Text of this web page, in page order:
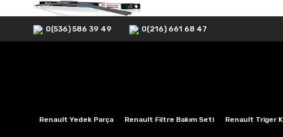
0(536) 586 39 49 0(216) 661 68 47
Renault Yedek Parça Renault Filtre Bakım Seti Renault Triger